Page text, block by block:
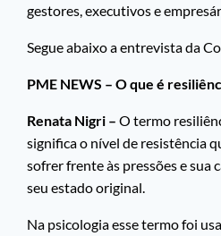
gestores, executivos e
Segue abaixo a entrevista da
PME NEWS – O que é
Renata Nigri – O termo
significa o nível de resistência
sofrer frente às pressões e sua
seu estado original.
Na psicologia esse termo foi